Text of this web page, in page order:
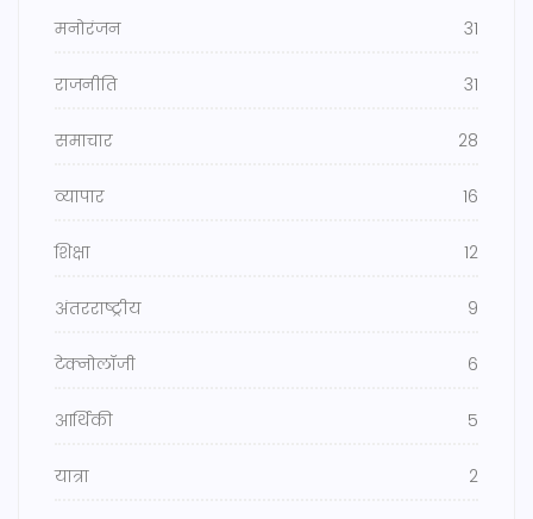
मनोरंजन 31
राजनीति 31
समाचार 28
व्यापार 16
शिक्षा 12
अंतरराष्ट्रीय 9
टेक्नोलॉजी 6
आर्थिकी 5
यात्रा 2